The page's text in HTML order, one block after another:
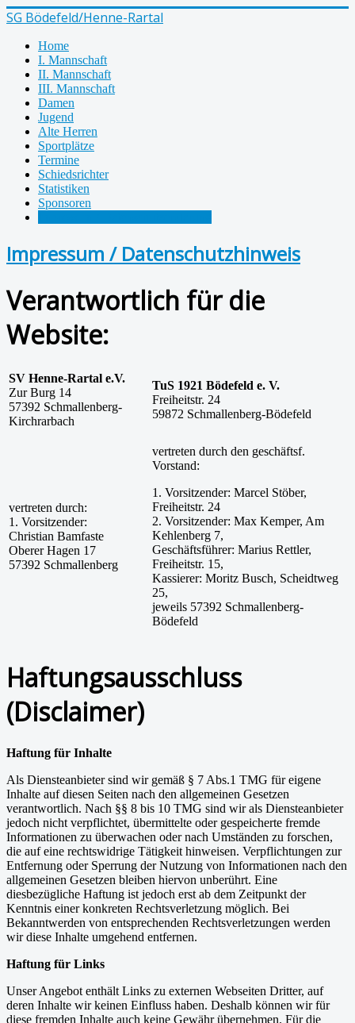
SG Bödefeld/Henne-Rartal
Home
I. Mannschaft
II. Mannschaft
III. Mannschaft
Damen
Jugend
Alte Herren
Sportplätze
Termine
Schiedsrichter
Statistiken
Sponsoren
Impressum / Datenschutzhinweis
Verantwortlich für die
Website:
SV Henne-Rartal e.V.
Zur Burg 14
57392 Schmallenberg-
Kirchrarbach
TuS 1921 Bödefeld e. V.
Freiheitstr. 24
59872 Schmallenberg-Bödefeld
vertreten durch:
1. Vorsitzender:
Christian Bamfaste
Oberer Hagen 17
57392 Schmallenberg
vertreten durch den geschäftsf.
Vorstand:
1. Vorsitzender: Marcel Stöber,
Freiheitstr. 24
2. Vorsitzender: Max Kemper, Am
Kehlenberg 7,
Geschäftsführer: Marius Rettler,
Freiheitstr. 15,
Kassierer: Moritz Busch, Scheidtweg
25,
jeweils 57392 Schmallenberg-
Bödefeld
Haftungsausschluss
(Disclaimer)
Haftung für Inhalte
Als Diensteanbieter sind wir gemäß § 7 Abs.1 TMG für eigene
Inhalte auf diesen Seiten nach den allgemeinen Gesetzen
verantwortlich. Nach §§ 8 bis 10 TMG sind wir als Diensteanbieter
jedoch nicht verpflichtet, übermittelte oder gespeicherte fremde
Informationen zu überwachen oder nach Umständen zu forschen,
die auf eine rechtswidrige Tätigkeit hinweisen. Verpflichtungen zur
Entfernung oder Sperrung der Nutzung von Informationen nach den
allgemeinen Gesetzen bleiben hiervon unberührt. Eine
diesbezügliche Haftung ist jedoch erst ab dem Zeitpunkt der
Kenntnis einer konkreten Rechtsverletzung möglich. Bei
Bekanntwerden von entsprechenden Rechtsverletzungen werden
wir diese Inhalte umgehend entfernen.
Haftung für Links
Unser Angebot enthält Links zu externen Webseiten Dritter, auf
deren Inhalte wir keinen Einfluss haben. Deshalb können wir für
diese fremden Inhalte auch keine Gewähr übernehmen. Für die